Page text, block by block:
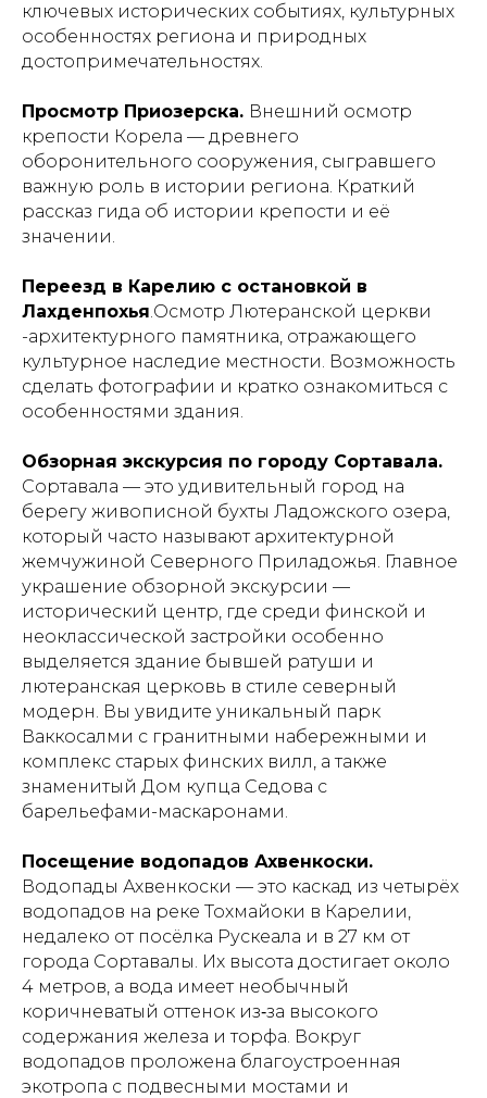
ключевых исторических событиях, культурных
особенностях региона и природных
достопримечательностях.
Просмотр Приозерска. Внешний осмотр
крепости Корела — древнего
оборонительного сооружения, сыгравшего
важную роль в истории региона. Краткий
рассказ гида об истории крепости и её
значении.
Переезд в Карелию с остановкой в
Лахденпохья.Осмотр Лютеранской церкви
-архитектурного памятника, отражающего
культурное наследие местности. Возможность
сделать фотографии и кратко ознакомиться с
особенностями здания.
Обзорная экскурсия по городу Сортавала.
Сортавала — это удивительный город на
берегу живописной бухты Ладожского озера,
который часто называют архитектурной
жемчужиной Северного Приладожья. Главное
украшение обзорной экскурсии —
исторический центр, где среди финской и
неоклассической застройки особенно
выделяется здание бывшей ратуши и
лютеранская церковь в стиле северный
модерн. Вы увидите уникальный парк
Ваккосалми с гранитными набережными и
комплекс старых финских вилл, а также
знаменитый Дом купца Седова с
барельефами-маскаронами.
Посещение водопадов Ахвенкоски.
Водопады Ахвенкоски — это каскад из четырёх
водопадов на реке Тохмайоки в Карелии,
недалеко от посёлка Рускеала и в 27 км от
города Сортавалы. Их высота достигает около
4 метров, а вода имеет необычный
коричневатый оттенок из‑за высокого
содержания железа и торфа. Вокруг
водопадов проложена благоустроенная
экотропа с подвесными мостами и